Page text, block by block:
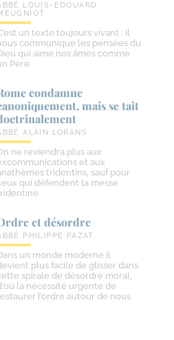
LOUIS-EDOUARD
un texte toujours vivant ; il
communique les pensées du
qui aime nos âmes comme
Père.
condamne
mais se tait
ALAIN LORANS
ne reviendra plus aux
et aux
tridentins, sauf pour
qui défendent la messe
et désordre
PHILIPPE PAZAT
un monde moderne il
plus facile de glisser dans
spirale de désordre moral,
la nécessité urgente de
l’ordre autour de nous.